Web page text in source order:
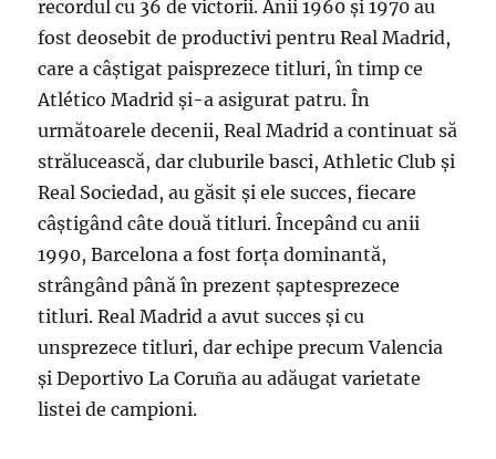
recordul cu 36 de victorii. Anii 1960 și 1970 au
fost deosebit de productivi pentru Real Madrid,
care a câștigat paisprezece titluri, în timp ce
Atlético Madrid și-a asigurat patru. În
următoarele decenii, Real Madrid a continuat să
strălucească, dar cluburile basci, Athletic Club și
Real Sociedad, au găsit și ele succes, fiecare
câștigând câte două titluri. Începând cu anii
1990, Barcelona a fost forța dominantă,
strângând până în prezent șaptesprezece
titluri. Real Madrid a avut succes și cu
unsprezece titluri, dar echipe precum Valencia
și Deportivo La Coruña au adăugat varietate
listei de campioni.